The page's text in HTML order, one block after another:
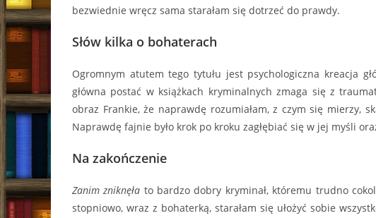
bezwiednie wręcz sama starałam się dotrzeć do prawdy.
Słów kilka o bohaterach
Ogromnym atutem tego tytułu jest psychologiczna kreacja
główna postać w książkach kryminalnych zmaga się z
obraz Frankie, że naprawdę rozumiałam, z czym się mierzy,
Naprawdę fajnie było krok po kroku zagłębiać się w jej myśli
Na zakończenie
Zanim zniknęła to bardzo dobry kryminał, któremu trudno
stopniowo, wraz z bohaterką, starałam się ułożyć sobie